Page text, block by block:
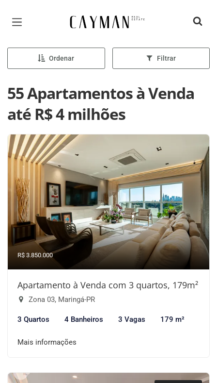
Página inicial
Ordenar Filtrar
55 Apartamentos à Venda
até R$ 4 milhões
R$ 3.850.000
Apartamento à Venda com 3 quartos, 179m²
Zona 03, Maringá-PR
3 Quartos 4 Banheiros 3 Vagas 179 m²
Mais informações